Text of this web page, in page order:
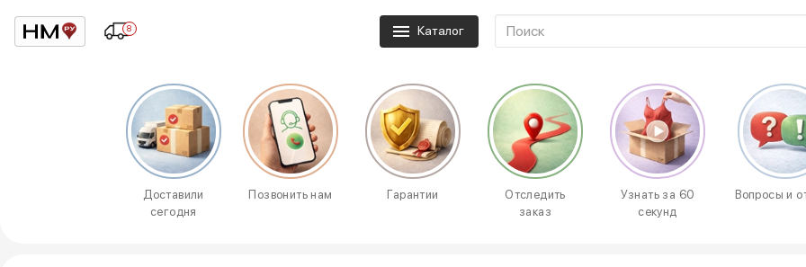
8 Каталог
Доставили
сегодня
Позвонить нам Гарантии
Отследить
заказ
Узнать за 60
секунд
Вопросы и